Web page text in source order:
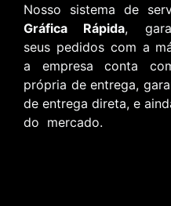
Nosso sistema de
Gráfica Rápida,
seus pedidos com a
a empresa conta
própria de entrega,
de entrega direta, e
do mercado.